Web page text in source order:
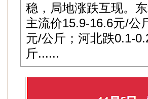
稳，局地涨跌互现。
主流价15.9-16.6元/公
元/公斤；河北跌0.1-
斤......